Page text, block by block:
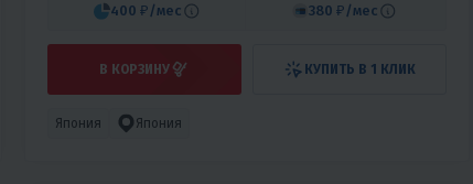
400 ₽ /мес 380 ₽ /мес
В КОРЗИНУ КУПИТЬ В 1 КЛИК
Япония Япония